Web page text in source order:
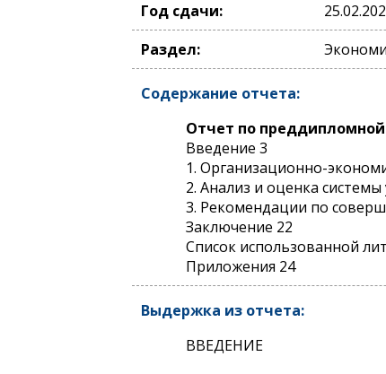
Год сдачи:
Раздел:
Содержание отчета:
Отчет по
Введение 3
1. Организационно-
2. Анализ и оценка
3. Рекомендации по
Заключение 22
Список использованной
Приложения 24
Выдержка из отчета:
ВВЕДЕНИЕ